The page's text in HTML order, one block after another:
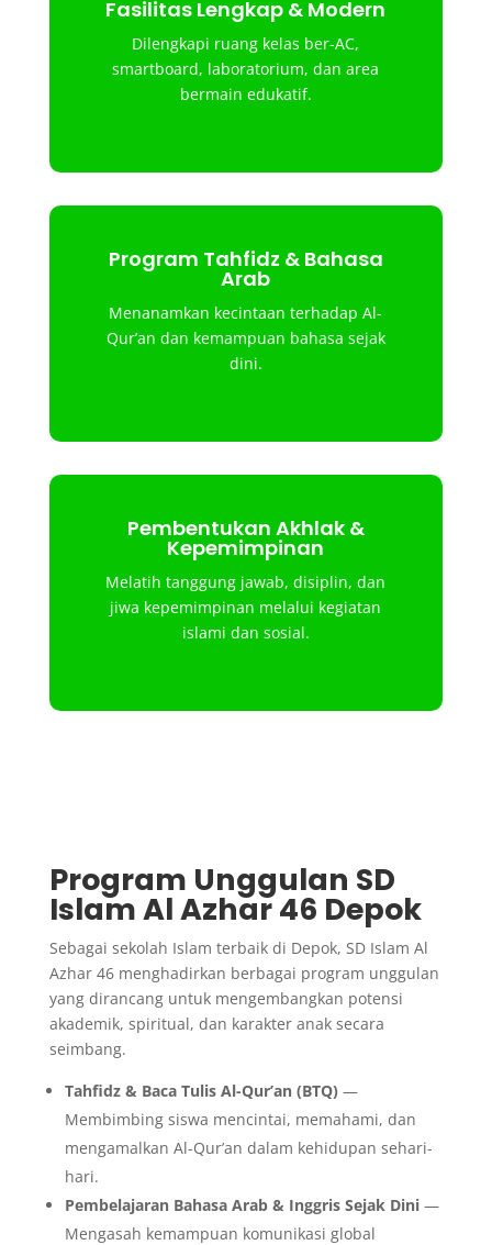
Fasilitas Lengkap & Modern
Dilengkapi ruang kelas ber-AC,
smartboard, laboratorium, dan area
bermain edukatif.
Program Tahfidz & Bahasa
Arab
Menanamkan kecintaan terhadap Al-
Qur’an dan kemampuan bahasa sejak
dini.
Pembentukan Akhlak &
Kepemimpinan
Melatih tanggung jawab, disiplin, dan
jiwa kepemimpinan melalui kegiatan
islami dan sosial.
Program Unggulan SD
Islam Al Azhar 46 Depok
Sebagai sekolah Islam terbaik di Depok, SD Islam Al
Azhar 46 menghadirkan berbagai program unggulan
yang dirancang untuk mengembangkan potensi
akademik, spiritual, dan karakter anak secara
seimbang.
Tahfidz & Baca Tulis Al-Qur’an (BTQ) —
Membimbing siswa mencintai, memahami, dan
mengamalkan Al-Qur’an dalam kehidupan sehari-
hari.
Pembelajaran Bahasa Arab & Inggris Sejak Dini—
Mengasah kemampuan komunikasi global